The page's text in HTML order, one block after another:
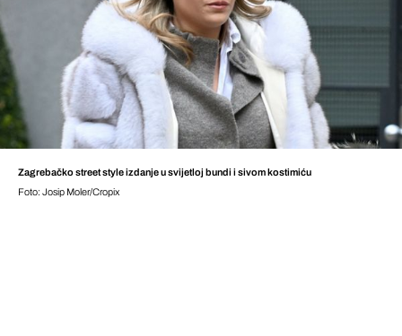
Zagrebačko street style izdanje u svijetloj bundi i sivom kostimiću
Foto: Josip Moler/Cropix